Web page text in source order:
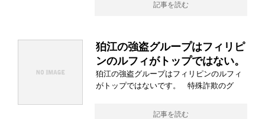
記事を読む
狛江の強盗グループはフィリピ
ンのルフィがトップではない。
狛江の強盗グループはフィリピンのルフィ
がトップではないです。 特殊詐欺のグ
記事を読む